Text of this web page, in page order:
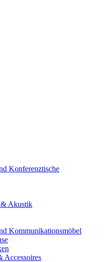
Konferenztische
& Akustik
Kommunikationsmöbel
Accessoires